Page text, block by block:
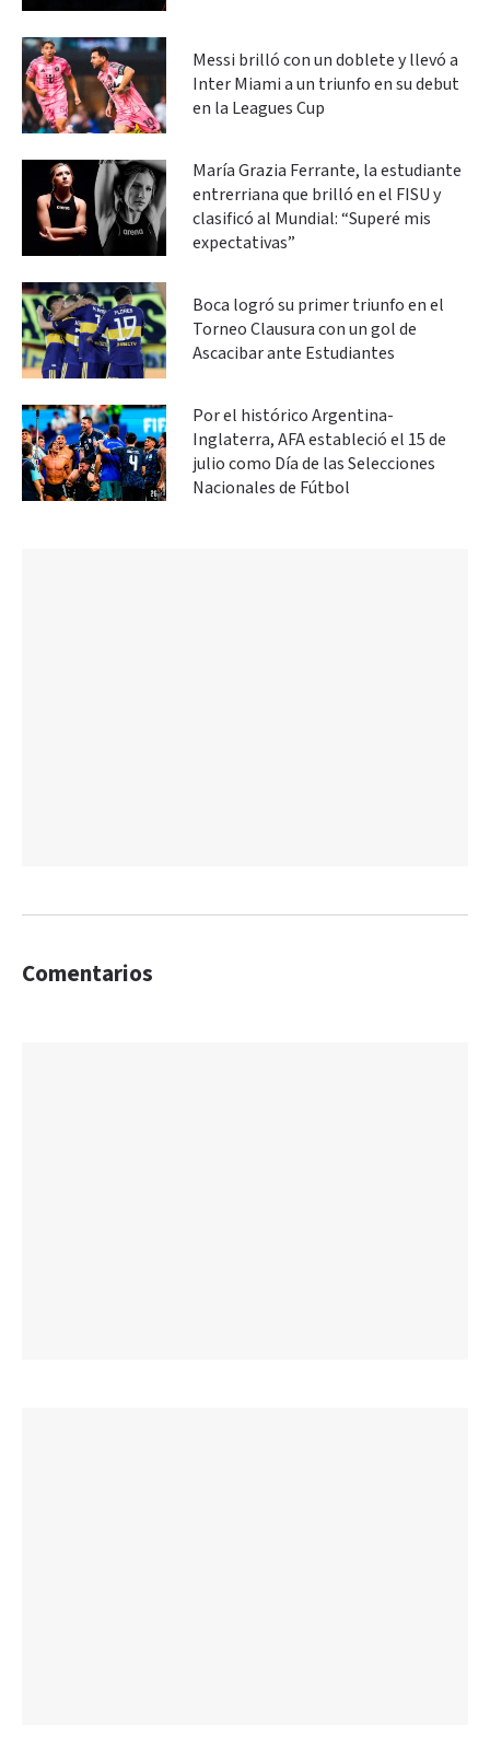
Messi brilló con un doblete y llevó a
Inter Miami a un triunfo en su debut
en la Leagues Cup
María Grazia Ferrante, la estudiante
entrerriana que brilló en el FISU y
clasificó al Mundial: “Superé mis
expectativas”
Boca logró su primer triunfo en el
Torneo Clausura con un gol de
Ascacibar ante Estudiantes
Por el histórico Argentina-
Inglaterra, AFA estableció el 15 de
julio como Día de las Selecciones
Nacionales de Fútbol
Comentarios